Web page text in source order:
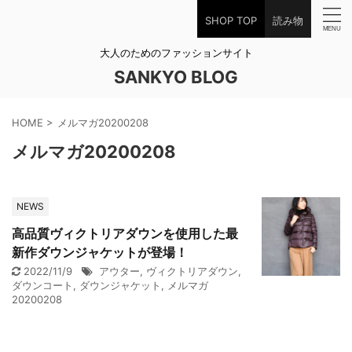
SHOP TOP 読み物
大人のためのファッションサイト
SANKYO BLOG
HOME > メルマガ20200208
メルマガ20200208
NEWS
高品質ヴィクトリアダウンを使用した最
新作ダウンジャケットが登場！
2022/11/9 アウター, ヴィクトリアダウン,
ダウンコート , ダウンジャケット , メルマガ
20200208